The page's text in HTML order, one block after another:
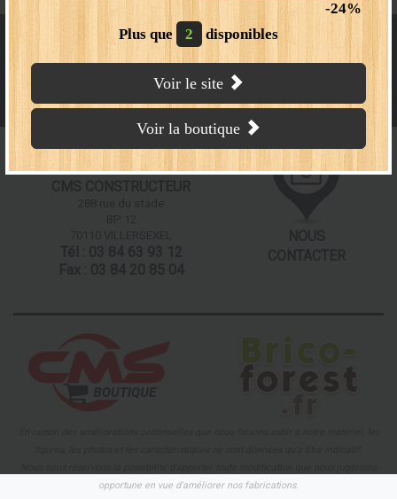
24
Plus que
2 disponibles
Voir le site
Voir la boutique
Homologué route Boutique en ligne
opportune en vue d'améliorer nos fabrications.